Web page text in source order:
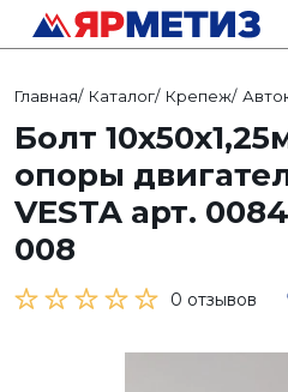
Главная/ Каталог/ Крепеж/
Болт
опоры
VESTA арт.
008
0 отзывов